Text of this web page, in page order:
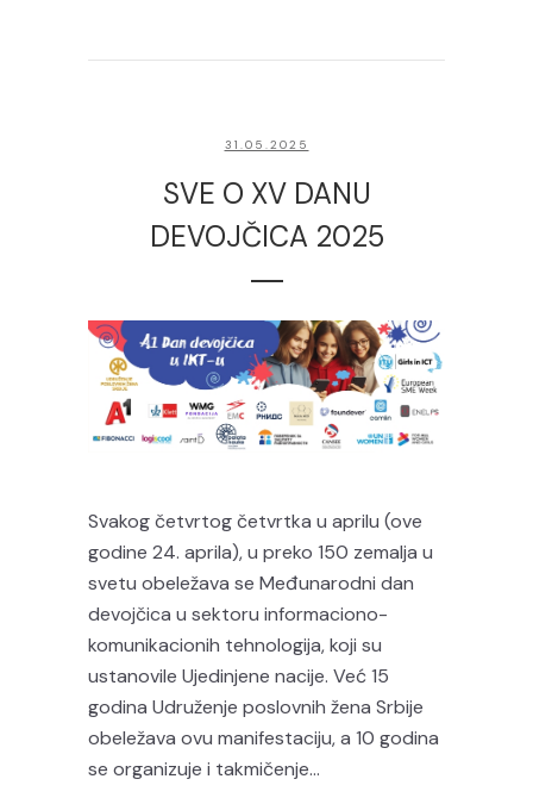
31.05.2025
SVE O XV DANU
DEVOJČICA 2025
Svakog četvrtog četvrtka u aprilu (ove
godine 24. aprila), u preko 150 zemalja u
svetu obeležava se Međunarodni dan
devojčica u sektoru informaciono-
komunikacionih tehnologija, koji su
ustanovile Ujedinjene nacije. Već 15
godina Udruženje poslovnih žena Srbije
obeležava ovu manifestaciju, a 10 godina
se organizuje i takmičenje...